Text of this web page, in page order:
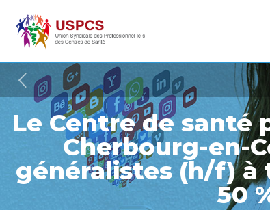
Le Centre de santé
Cherbourg-en-
généralistes (h/f)
50